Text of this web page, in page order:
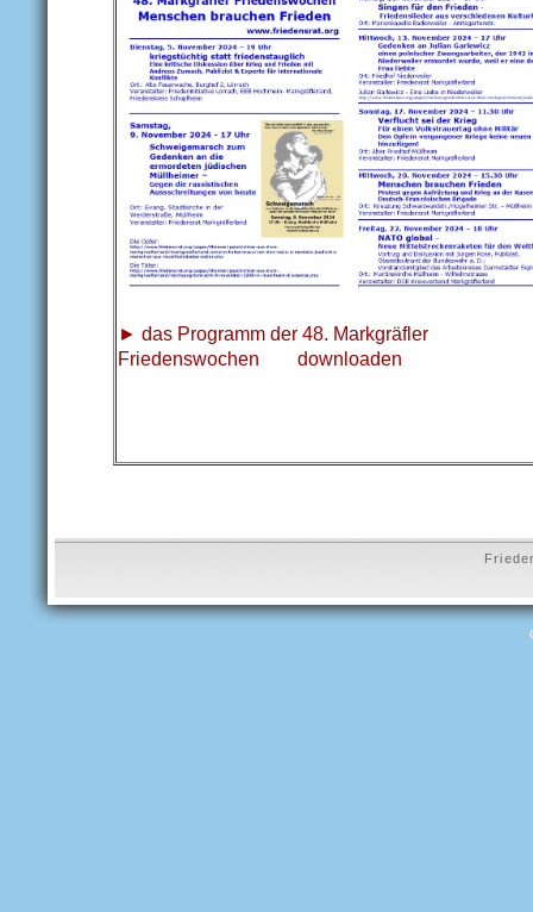
► das Programm der 48. Markgräfler
Friedenswochen downloaden